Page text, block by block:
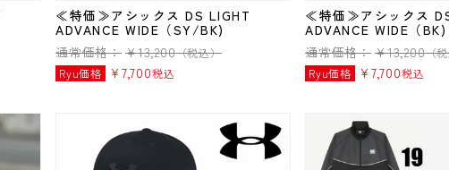
≪特価≫アシックス DS LIGHT
ADVANCE WIDE（SY/BK)
通常価格： ¥13,200（税込）
Ryu価格
¥ 7,700税込
≪特価≫アシックス
ADVANCE WIDE（BK)
通常価格： ¥13,200（
Ryu価格
¥ 7,700税込